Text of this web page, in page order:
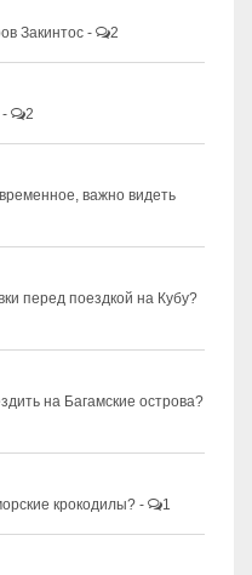
Закинтос - 2
- 2
важно видеть
перед поездкой на Кубу?
на Багамские острова?
крокодилы? - 1